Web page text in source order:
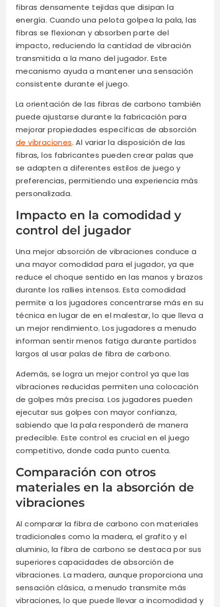
fibras densamente tejidas que disipan la
energía. Cuando una pelota golpea la pala, las
fibras se flexionan y absorben parte del
impacto, reduciendo la cantidad de vibración
transmitida a la mano del jugador. Este
mecanismo ayuda a mantener una sensación
consistente durante el juego.
La orientación de las fibras de carbono también
puede ajustarse durante la fabricación para
mejorar propiedades específicas de absorción
de vibraciones. Al variar la disposición de las
fibras, los fabricantes pueden crear palas que
se adapten a diferentes estilos de juego y
preferencias, permitiendo una experiencia más
personalizada.
Impacto en la comodidad y
control del jugador
Una mejor absorción de vibraciones conduce a
una mayor comodidad para el jugador, ya que
reduce el choque sentido en las manos y brazos
durante los rallies intensos. Esta comodidad
permite a los jugadores concentrarse más en su
técnica en lugar de en el malestar, lo que lleva a
un mejor rendimiento. Los jugadores a menudo
informan sentir menos fatiga durante partidos
largos al usar palas de fibra de carbono.
Además, se logra un mejor control ya que las
vibraciones reducidas permiten una colocación
de golpes más precisa. Los jugadores pueden
ejecutar sus golpes con mayor confianza,
sabiendo que la pala responderá de manera
predecible. Este control es crucial en el juego
competitivo, donde cada punto cuenta.
Comparación con otros
materiales en la absorción de
vibraciones
Al comparar la fibra de carbono con materiales
tradicionales como la madera, el grafito y el
aluminio, la fibra de carbono se destaca por sus
superiores capacidades de absorción de
vibraciones. La madera, aunque proporciona una
sensación clásica, a menudo transmite más
vibraciones, lo que puede llevar a incomodidad y